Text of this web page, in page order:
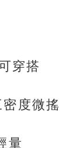
穿搭
密度微搖
量